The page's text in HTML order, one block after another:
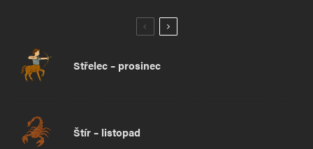
Střelec – prosinec
Štír – listopad